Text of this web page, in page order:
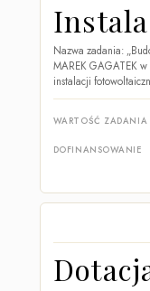
Nazwa zadania:
MAREK GAGATEK
instalacji
WARTOŚĆ ZADANIA
DOFINANSOWANIE